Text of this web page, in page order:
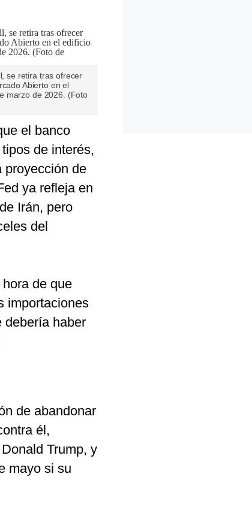
se retira tras ofrecer
Abierto en el
marzo de 2026. (Foto
el banco
de interés,
proyección de
ya refleja en
Irán, pero
del
de que
importaciones
debería haber
de abandonar
él,
Trump, y
mayo si su